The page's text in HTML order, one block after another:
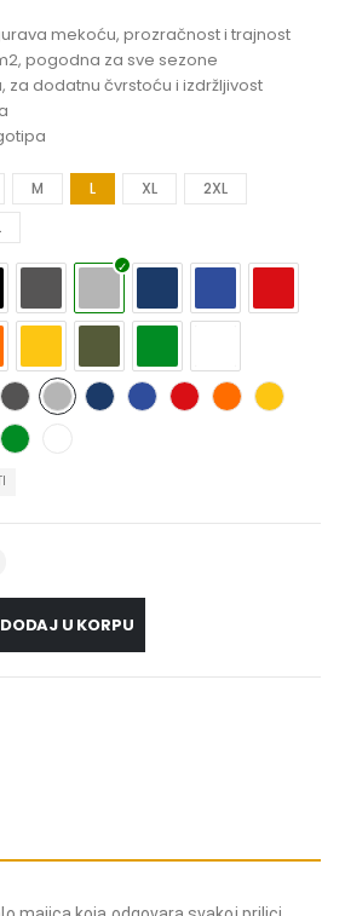
mekoću, prozračnost i trajnost
pogodna za sve sezone
za dodatnu čvrstoću i izdržljivost
M L XL
2XL
DODAJ U KORPU